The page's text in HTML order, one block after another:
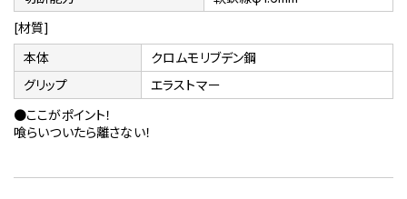
[材質]
本体
クロムモリブデン鋼
グリップ
エラストマー
●ここがポイント！
喰らいついたら離さない！